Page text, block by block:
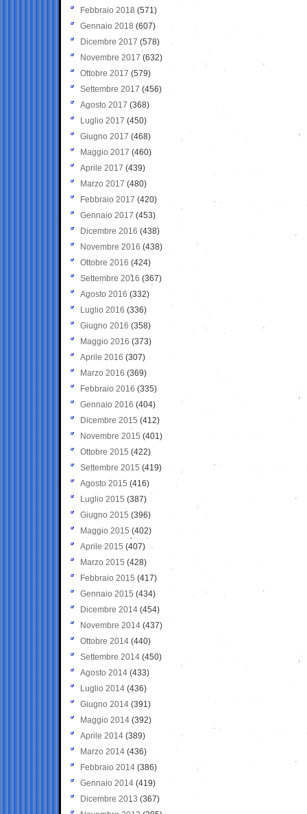
Febbraio 2018 (571)
Gennaio 2018 (607)
Dicembre 2017 (578)
Novembre 2017 (632)
Ottobre 2017 (579)
Settembre 2017 (456)
Agosto 2017 (368)
Luglio 2017 (450)
Giugno 2017 (468)
Maggio 2017 (460)
Aprile 2017 (439)
Marzo 2017 (480)
Febbraio 2017 (420)
Gennaio 2017 (453)
Dicembre 2016 (438)
Novembre 2016 (438)
Ottobre 2016 (424)
Settembre 2016 (367)
Agosto 2016 (332)
Luglio 2016 (336)
Giugno 2016 (358)
Maggio 2016 (373)
Aprile 2016 (307)
Marzo 2016 (369)
Febbraio 2016 (335)
Gennaio 2016 (404)
Dicembre 2015 (412)
Novembre 2015 (401)
Ottobre 2015 (422)
Settembre 2015 (419)
Agosto 2015 (416)
Luglio 2015 (387)
Giugno 2015 (396)
Maggio 2015 (402)
Aprile 2015 (407)
Marzo 2015 (428)
Febbraio 2015 (417)
Gennaio 2015 (434)
Dicembre 2014 (454)
Novembre 2014 (437)
Ottobre 2014 (440)
Settembre 2014 (450)
Agosto 2014 (433)
Luglio 2014 (436)
Giugno 2014 (391)
Maggio 2014 (392)
Aprile 2014 (389)
Marzo 2014 (436)
Febbraio 2014 (386)
Gennaio 2014 (419)
Dicembre 2013 (367)